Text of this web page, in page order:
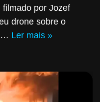
filmado por Jozef
drone sobre o
Ler mais »